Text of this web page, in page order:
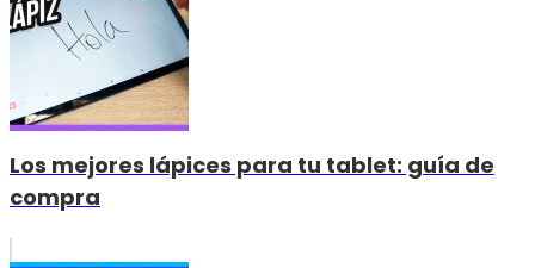
Los mejores lápices para tu tablet: guía de
compra